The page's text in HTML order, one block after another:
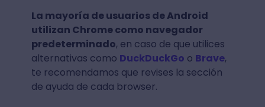
La mayoría de usuarios de Android
utilizan Chrome como navegador
predeterminado, en caso de que utilices
alternativas como DuckDuckGo o Brave,
te recomendamos que revises la sección
de ayuda de cada browser.